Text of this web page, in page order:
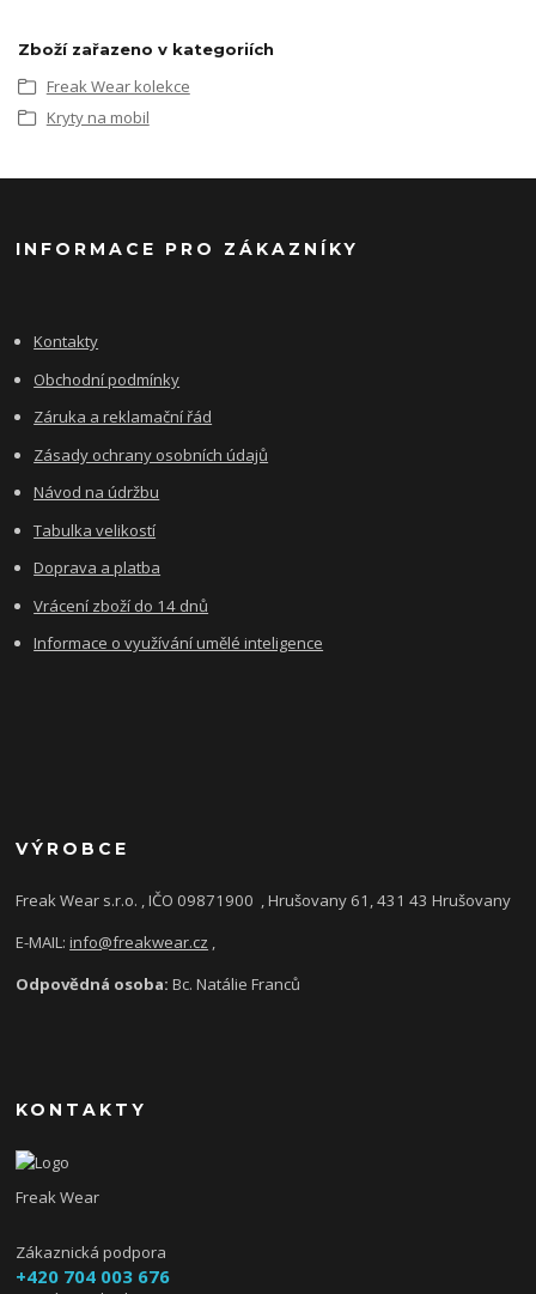
Zboží zařazeno v kategoriích
Freak Wear kolekce
Kryty na mobil
INFORMACE PRO ZÁKAZNÍKY
Kontakty
Obchodní podmínky
Záruka a reklamační řád
Zásady ochrany osobních údajů
Návod na údržbu
Tabulka velikostí
Doprava a platba
Vrácení zboží do 14 dnů
Informace o využívání umělé inteligence
VÝROBCE
Freak Wear s.r.o. , IČO 09871900 , Hrušovany 61, 431 43 Hrušovany
E-MAIL:info@freakwear.cz ,
Odpovědná osoba:Bc. Natálie Franců
KONTAKTY
Freak Wear
Zákaznická podpora
+420 704 003 676